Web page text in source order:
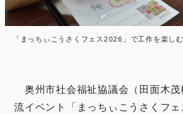
「まっちぃこうさくフェス2026」で工作を楽し
奥州市社会福祉協議会（田面木
流イベント「まっちぃこうさくフ